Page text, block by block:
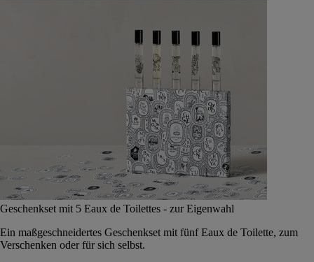
Geschenkset mit 5 Eaux de Toilettes - zur Eigenwahl
Ein maßgeschneidertes Geschenkset mit fünf Eaux de Toilette, zum
Verschenken oder für sich selbst.